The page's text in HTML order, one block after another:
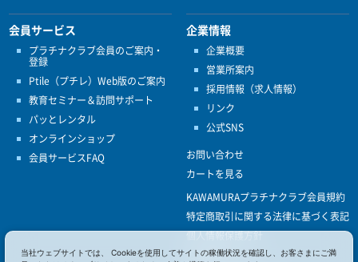
会員サービス
プラチナクラブ会員のご案内・
登録
Ptile（プチレ）Web版のご案内
教育セミナー＆訪問サポート
パッとレンタル
オンラインショップ
会員サービスFAQ
企業情報
企業概要
営業所案内
採用情報（求人情報）
リンク
公式SNS
お問い合わせ
カートを見る
KAWAMURAプラチナクラブ会員規約
特定商取引に関する法律に基づく表記
個人情報保護方針
ISO9001
当社ウェブサイトでは、 Cookieを使用してサイトの稼働状況を確認し、お客さまにご満